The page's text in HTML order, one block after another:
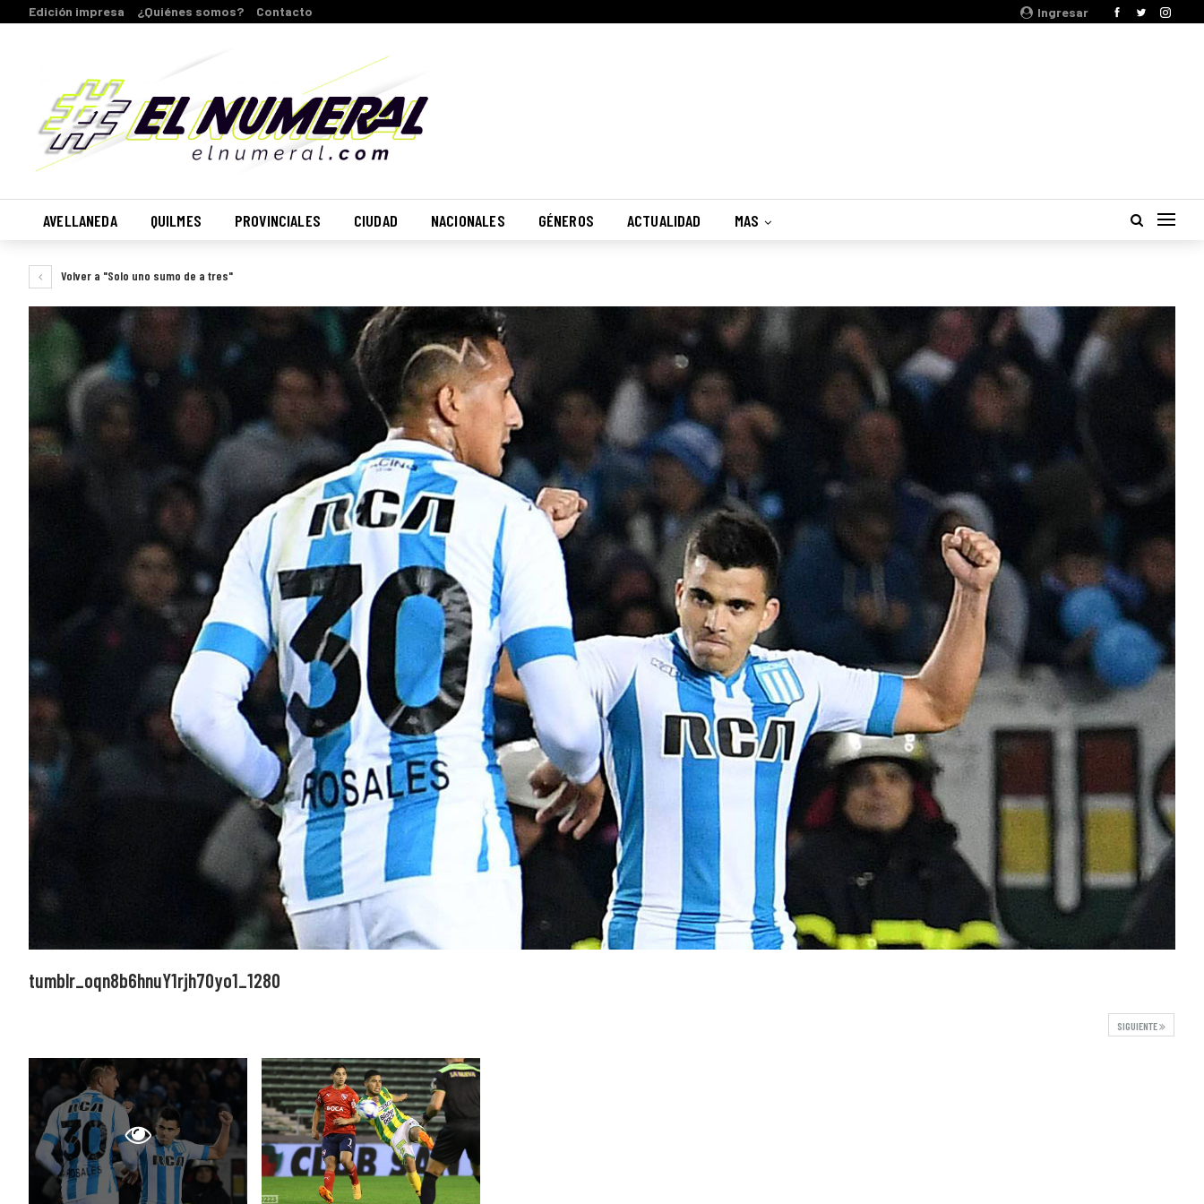
Ingresar
Edición impresa ¿Quiénes somos? Contacto
AVELLANEDA QUILMES PROVINCIALES CIUDAD NACIONALES GÉNEROS ACTUALIDAD MAS
Volver a "Solo uno sumo de a tres"
tumblr_oqn8b6hnuY1rjh70yo1_1280
SIGUIENTE